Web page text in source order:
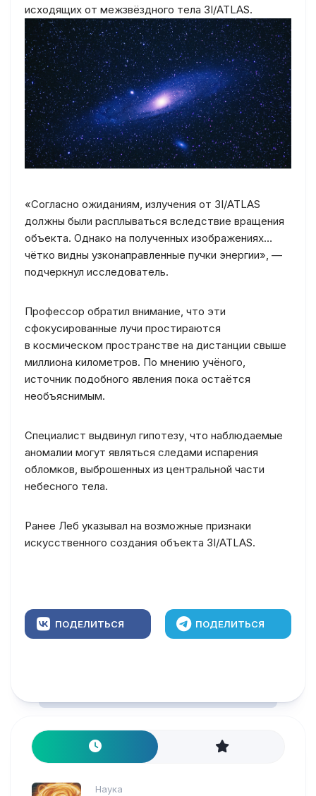
исходящих от межзвёздного тела 3I/ATLAS.
«Согласно ожиданиям, излучения от 3I/ATLAS
должны были расплываться вследствие вращения
объекта. Однако на полученных изображениях…
чётко видны узконаправленные пучки энергии», —
подчеркнул исследователь.
Профессор обратил внимание, что эти
сфокусированные лучи простираются
в космическом пространстве на дистанции свыше
миллиона километров. По мнению учёного,
источник подобного явления пока остаётся
необъяснимым.
Специалист выдвинул гипотезу, что наблюдаемые
аномалии могут являться следами испарения
обломков, выброшенных из центральной части
небесного тела.
Ранее Леб указывал на возможные признаки
искусственного создания объекта 3I/ATLAS.
ПОДЕЛИТЬСЯ ПОДЕЛИТЬСЯ
Наука